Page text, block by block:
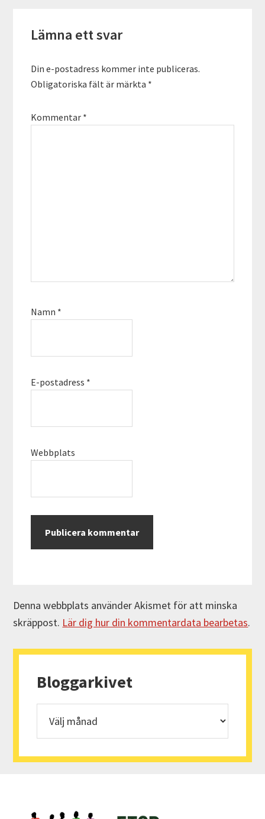
Lämna ett svar
Din e-postadress kommer inte publiceras.
Obligatoriska fält är märkta *
Kommentar *
Namn *
E-postadress *
Webbplats
Denna webbplats använder Akismet för att minska
skräppost. Lär dig hur din kommentardata bearbetas.
Primärt
sidofält
Bloggarkivet